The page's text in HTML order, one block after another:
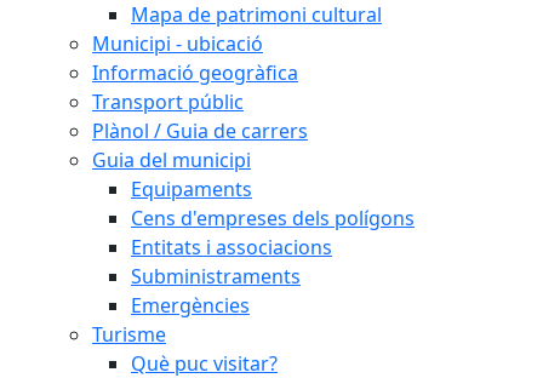
Mapa de patrimoni cultural
Municipi - ubicació
Informació geogràfica
Transport públic
Plànol / Guia de carrers
Guia del municipi
Equipaments
Cens d'empreses dels polígons
Entitats i associacions
Subministraments
Emergències
Turisme
Què puc visitar?